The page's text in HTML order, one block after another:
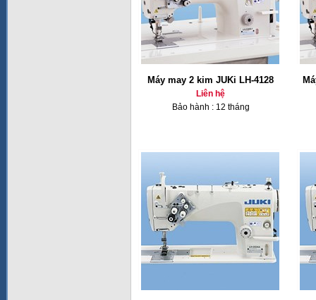
Máy may 2 kim JUKi LH-4128
Liên hệ
Bảo hành : 12 tháng